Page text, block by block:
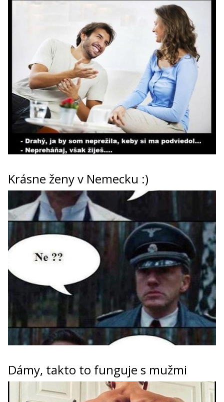
Krásne ženy v Nemecku :)
Dámy, takto to funguje s mužmi